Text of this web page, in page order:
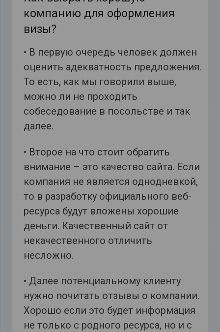
компанию для оформления
визы?
• В первую очередь человек должен
оценить адекватность предложения.
То есть, как мы говорили выше,
можно ли не проходить
собеседование в посольстве и так
далее.
• Второе на что стоит обратить
внимание – это качество сайта. Если
компания не является однодневкой,
то в разработку официального веб-
ресурса будут вложены хорошие
деньги. Качественный сайт от
некачественного отличить
несложно.
• Далее потенциальному клиенту
нужно почитать отзывы о компании.
Хорошо если это будет информация
не только с родного ресурса, но и с